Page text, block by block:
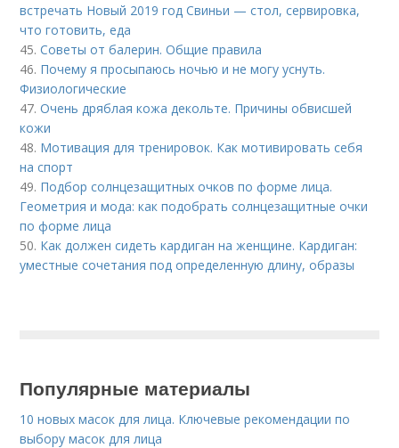
встречать Новый 2019 год Свиньи — стол, сервировка,
что готовить, еда
45.Советы от балерин. Общие правила
46. Почему я просыпаюсь ночью и не могу уснуть.
Физиологические
47.Очень дряблая кожа декольте. Причины обвисшей
кожи
48. Мотивация для тренировок. Как мотивировать себя
на спорт
49. Подбор солнцезащитных очков по форме лица.
Геометрия и мода: как подобрать солнцезащитные очки
по форме лица
50. Как должен сидеть кардиган на женщине. Кардиган:
уместные сочетания под определенную длину, образы
Популярные материалы
10 новых масок для лица. Ключевые рекомендации по
выбору масок для лица